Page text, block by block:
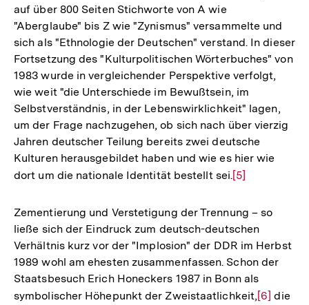
auf über 800 Seiten Stichworte von A wie
"Aberglaube" bis Z wie "Zynismus" versammelte und
sich als "Ethnologie der Deutschen" verstand. In dieser
Fortsetzung des "Kulturpolitischen Wörterbuches" von
1983 wurde in vergleichender Perspektive verfolgt,
wie weit "die Unterschiede im Bewußtsein, im
Selbstverständnis, in der Lebenswirklichkeit" lagen,
um der Frage nachzugehen, ob sich nach über vierzig
Jahren deutscher Teilung bereits zwei deutsche
Kulturen herausgebildet haben und wie es hier wie
dort um die nationale Identität bestellt sei.Zur
der
Fußnote
[5]
Zementierung und Verstetigung der Trennung – so
ließe sich der Eindruck zum deutsch-deutschen
Verhältnis kurz vor der "Implosion" der DDR im Herbst
1989 wohl am ehesten zusammenfassen. Schon der
Staatsbesuch Erich Honeckers 1987 in Bonn als
symbolischer Höhepunkt der Zweistaatlichkeit,Zur
[6] die